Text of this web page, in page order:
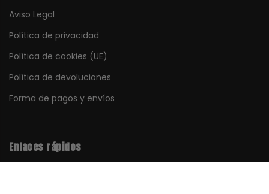
Aviso Legal
Política de privacidad
Política de cookies (UE)
Política de devoluciones
Forma de pagos y envíos
Enlaces rápidos